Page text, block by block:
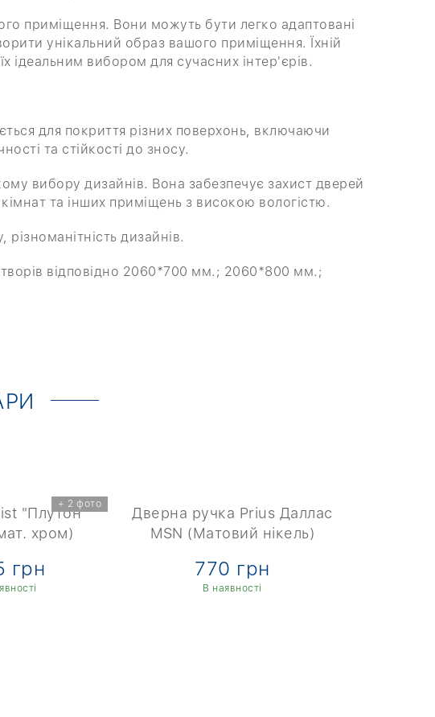
приміщення. Вони можуть бути легко адаптовані
унікальний образ вашого приміщення. Їхній
ідеальним вибором для сучасних інтер'єрів.
для покриття різних поверхонь, включаючи
та стійкості до зносу.
вибору дизайнів. Вона забезпечує захист дверей
та інших приміщень з високою вологістю.
дизайнів.
відповідно 2060*700 мм.; 2060*800 мм.;
+ 2 фото
"Плутон"
хром)
грн
Дверна ручка Prius Даллас
MSN (Матовий нікель)
770 грн
В наявності